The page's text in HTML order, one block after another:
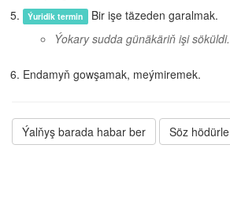
Ýuridik termin Bir işe täzeden garalmak.
Ýokary sudda günäkäriň işi söküldi.
Endamyň gowşamak, meýmiremek.
Ýalňyş barada habar ber Söz hödürle